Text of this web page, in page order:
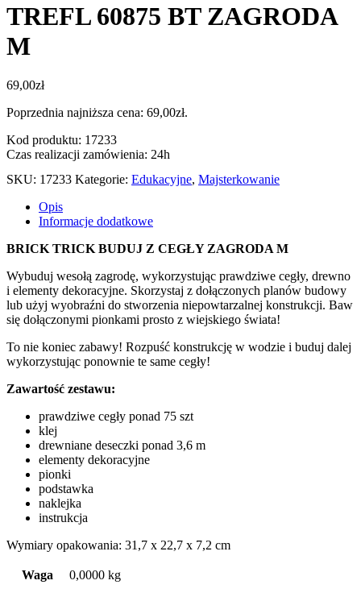
TREFL 60875 BT ZAGRODA
M
69,00zł
Poprzednia najniższa cena: 69,00zł.
Kod produktu: 17233
Czas realizacji zamówienia: 24h
SKU: 17233 Kategorie: Edukacyjne, Majsterkowanie
Opis
Informacje dodatkowe
BRICK TRICK BUDUJ Z CEGŁY ZAGRODA M
Wybuduj wesołą zagrodę, wykorzystując prawdziwe cegły, drewno
i elementy dekoracyjne. Skorzystaj z dołączonych planów budowy
lub użyj wyobraźni do stworzenia niepowtarzalnej konstrukcji. Baw
się dołączonymi pionkami prosto z wiejskiego świata!
To nie koniec zabawy! Rozpuść konstrukcję w wodzie i buduj dalej
wykorzystując ponownie te same cegły!
Zawartość zestawu:
prawdziwe cegły ponad 75 szt
klej
drewniane deseczki ponad 3,6 m
elementy dekoracyjne
pionki
podstawka
naklejka
instrukcja
Wymiary opakowania: 31,7 x 22,7 x 7,2 cm
Waga 0,0000 kg